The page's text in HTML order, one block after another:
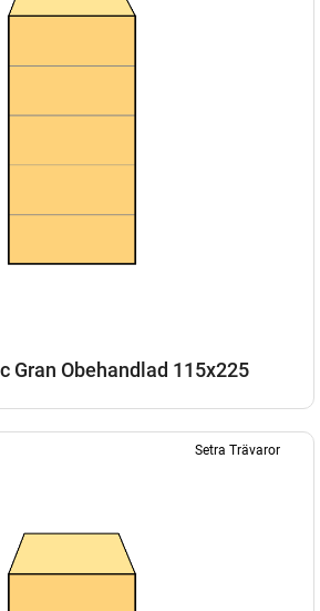
Gran Obehandlad 115x225
Setra Trävaror